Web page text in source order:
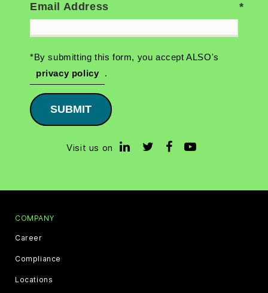
Email Address
*By submitting this form, you accept ALSO's
privacy policy
.
SUBMIT
Visit us on
COMPANY
Career
Compliance
Locations